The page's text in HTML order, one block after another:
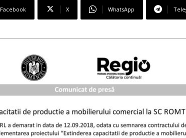
Facebook X WhatsApp